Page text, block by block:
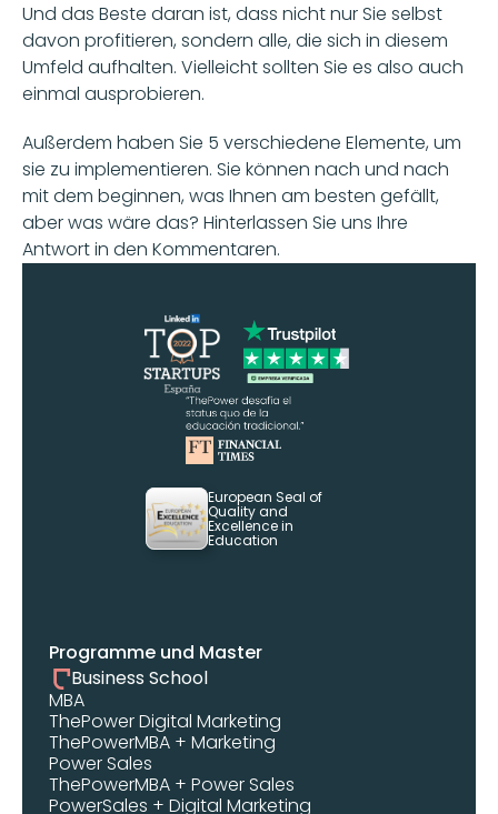
Und das Beste daran ist, dass nicht nur Sie selbst
davon profitieren, sondern alle, die sich in diesem
Umfeld aufhalten. Vielleicht sollten Sie es also auch
einmal ausprobieren.
Außerdem haben Sie 5 verschiedene Elemente, um
sie zu implementieren. Sie können nach und nach
mit dem beginnen, was Ihnen am besten gefällt,
aber was wäre das? Hinterlassen Sie uns Ihre
Antwort in den Kommentaren.
European Seal of
Quality and
Excellence in
Education
Programme und Master
Business School
MBA
ThePower Digital Marketing
ThePowerMBA + Marketing
Power Sales
ThePowerMBA + Power Sales
PowerSales + Digital Marketing